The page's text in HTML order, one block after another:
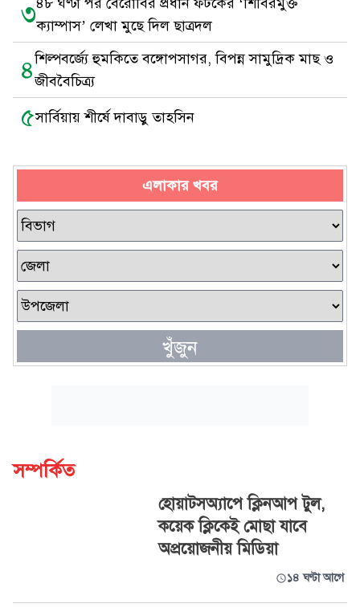
৩ক্যাম্পাস’ লেখা মুছে দিল ছাত্রদল
৪শিল্পবর্জ্যে হুমকিতে বঙ্গোপসাগর, বিপন্ন সামুদ্রিক মাছ ও
জীববৈচিত্র্য
৫সার্বিয়ায় শীর্ষে দাবাড়ু তাহসিন
এলাকার খবর
খুঁজুন
সম্পর্কিত
হোয়াটসঅ্যাপে ক্লিনআপ টুল,
কয়েক ক্লিকেই মোছা যাবে
অপ্রয়োজনীয় মিডিয়া
১৪ ঘণ্টা আগে